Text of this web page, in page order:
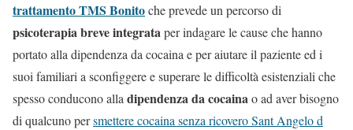
trattamento TMS Bonitoche prevede un percorso di
psicoterapia breve integrataper indagare le cause che hanno
portato alla dipendenza da cocaina e per aiutare il paziente ed i
suoi familiari a sconfiggere e superare le difficoltà esistenziali che
spesso conducono alla dipendenza da cocainao ad aver bisogno
di qualcuno persmettere cocaina senza ricovero Sant Angelo d